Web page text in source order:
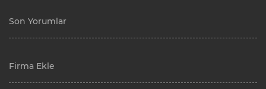
Son Yorumlar
Firma Ekle